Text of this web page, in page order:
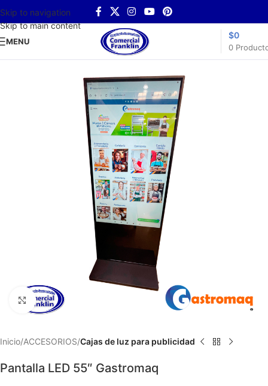
Skip to navigation
Skip to main content
MENU
0
$0
Haga clic para ampliar
Inicio ACCESORIOS Cajas de luz para publicidad
Pantalla LED 55″ Gastromaq